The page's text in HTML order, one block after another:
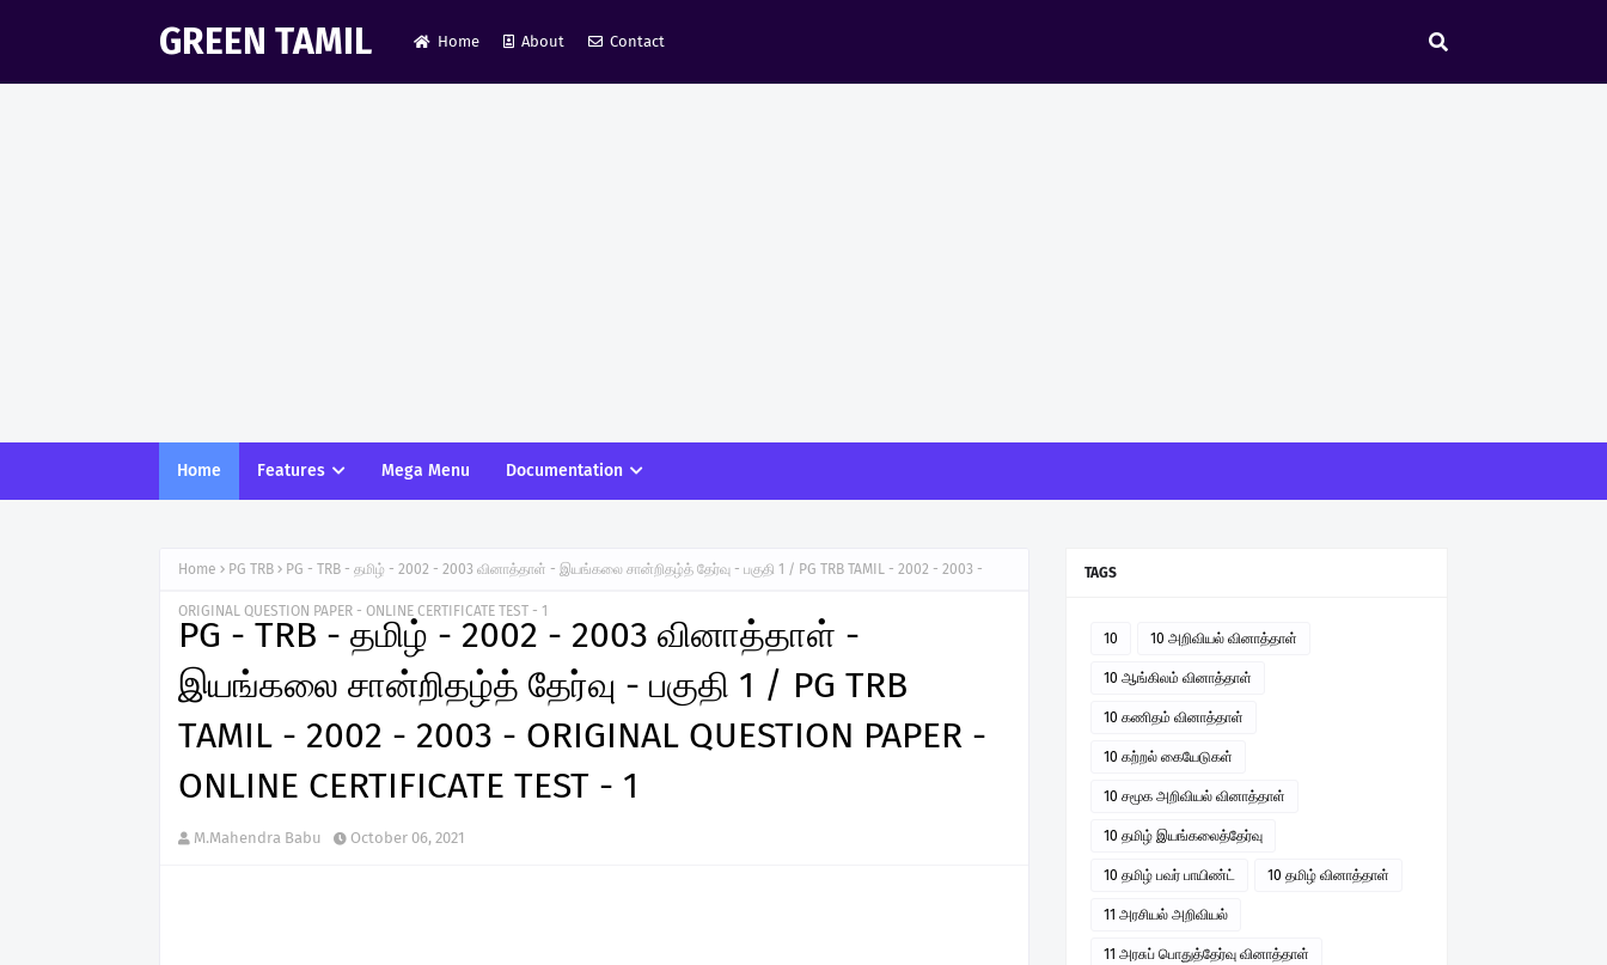
GREEN TAMIL Home About Contact
Home Features Mega Menu Documentation
Home PG TRB PG - TRB - தமிழ் - 2002 - 2003 வினாத்தாள் - இயங்கலை சான்றிதழ்த் தேர்வு - பகுதி 1 / PG TRB TAMIL - 2002 - 2003 -
ORIGINAL QUESTION PAPER - ONLINE CERTIFICATE TEST - 1
PG - TRB - தமிழ் - 2002 - 2003 வினாத்தாள் -
இயங்கலை சான்றிதழ்த் தேர்வு - பகுதி 1 / PG TRB
TAMIL - 2002 - 2003 - ORIGINAL QUESTION PAPER -
ONLINE CERTIFICATE TEST - 1
M.Mahendra Babu October 06, 2021
TAGS
10 10 அறிவியல் வினாத்தாள்
10 ஆங்கிலம் வினாத்தாள்
10 கணிதம் வினாத்தாள்
10 கற்றல் கையேடுகள்
10 சமூக அறிவியல் வினாத்தாள்
10 தமிழ் இயங்கலைத்தேர்வு
10 தமிழ் பவர் பாயிண்ட் 10 தமிழ் வினாத்தாள்
11 அரசியல் அறிவியல்
11 அரசுப் பொதுத்தேர்வு வினாத்தாள்